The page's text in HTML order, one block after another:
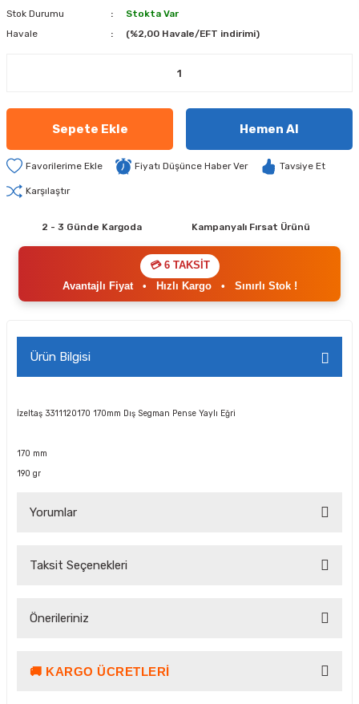
Stok Durumu
Stokta Var
Havale
(%2,00 Havale/EFT indirimi)
Sepete Ekle Hemen Al
Fiyatı Düşünce Haber Ver Tavsiye Et
Karşılaştır
2 - 3 Günde Kargoda Kampanyalı Fırsat Ürünü
💳 6 TAKSİT
Avantajlı Fiyat• Hızlı Kargo• Sınırlı Stok !
Ürün Bilgisi
İzeltaş 3311120170 170mm Dış Segman Pense Yaylı Eğri
170 mm
190 gr
Yorumlar
Taksit Seçenekleri
Önerileriniz
Bu ürünün fiyat bilgisi, resim, ürün açıklamalarında ve diğer
🚚 KARGO ÜCRETLERI